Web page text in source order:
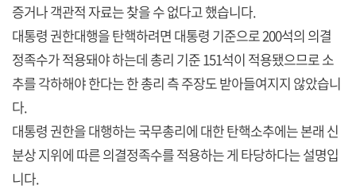
증거나 객관적 자료는 찾을 수 없다고 했습니다.
대통령 권한대행을 탄핵하려면 대통령 기준으로 200석의 의결
정족수가 적용돼야 하는데 총리 기준 151석이 적용됐으므로 소
추를 각하해야 한다는 한 총리 측 주장도 받아들여지지 않았습니
다.
대통령 권한을 대행하는 국무총리에 대한 탄핵소추에는 본래 신
분상 지위에 따른 의결정족수를 적용하는 게 타당하다는 설명입
니다.